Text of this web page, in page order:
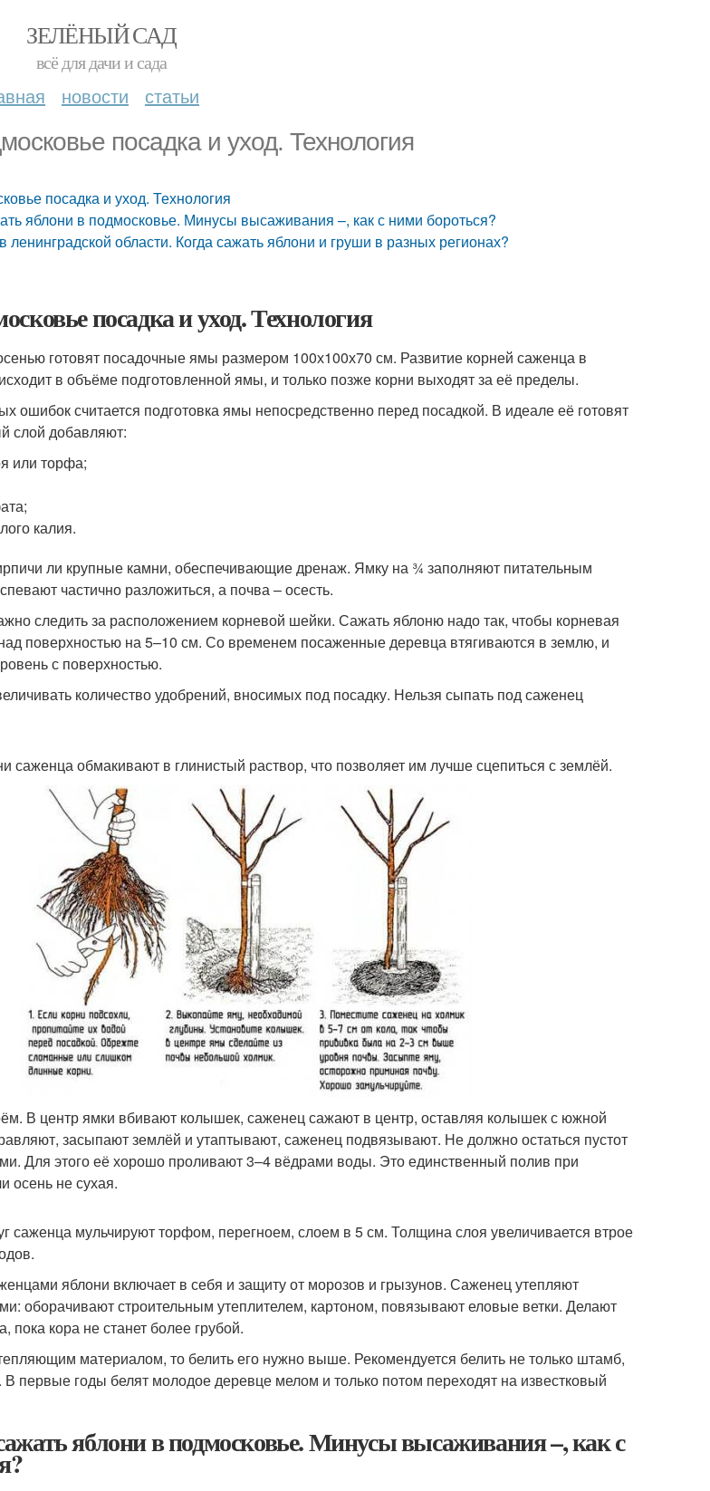
ЗЕЛЁНЫЙ САД
всё для дачи и сада
новости статьи
посадка и уход. Технология
посадка и уход. Технология
яблони в подмосковье. Минусы высаживания –, как с ними бороться?
ленинградской области. Когда сажать яблони и груши в разных регионах?
посадка и уход. Технология
готовят посадочные ямы размером 100х100х70 см. Развитие корней саженца в
в объёме подготовленной ямы, и только позже корни выходят за её пределы.
ошибок считается подготовка ямы непосредственно перед посадкой. В идеале её готовят
слой добавляют:
или торфа;
калия.
ли крупные камни, обеспечивающие дренаж. Ямку на ¾ заполняют питательным
частично разложиться, а почва – осесть.
следить за расположением корневой шейки. Сажать яблоню надо так, чтобы корневая
поверхностью на 5–10 см. Со временем посаженные деревца втягиваются в землю, и
с поверхностью.
количество удобрений, вносимых под посадку. Нельзя сыпать под саженец
саженца обмакивают в глинистый раствор, что позволяет им лучше сцепиться с землёй.
В центр ямки вбивают колышек, саженец сажают в центр, оставляя колышек с южной
засыпают землёй и утаптывают, саженец подвязывают. Не должно остаться пустот
Для этого её хорошо проливают 3–4 вёдрами воды. Это единственный полив при
осень не сухая.
саженца мульчируют торфом, перегноем, слоем в 5 см. Толщина слоя увеличивается втрое
яблони включает в себя и защиту от морозов и грызунов. Саженец утепляют
оборачивают строительным утеплителем, картоном, повязывают еловые ветки. Делают
пока кора не станет более грубой.
материалом, то белить его нужно выше. Рекомендуется белить не только штамб,
В первые годы белят молодое деревце мелом и только потом переходят на известковый
яблони в подмосковье. Минусы высаживания –, как с